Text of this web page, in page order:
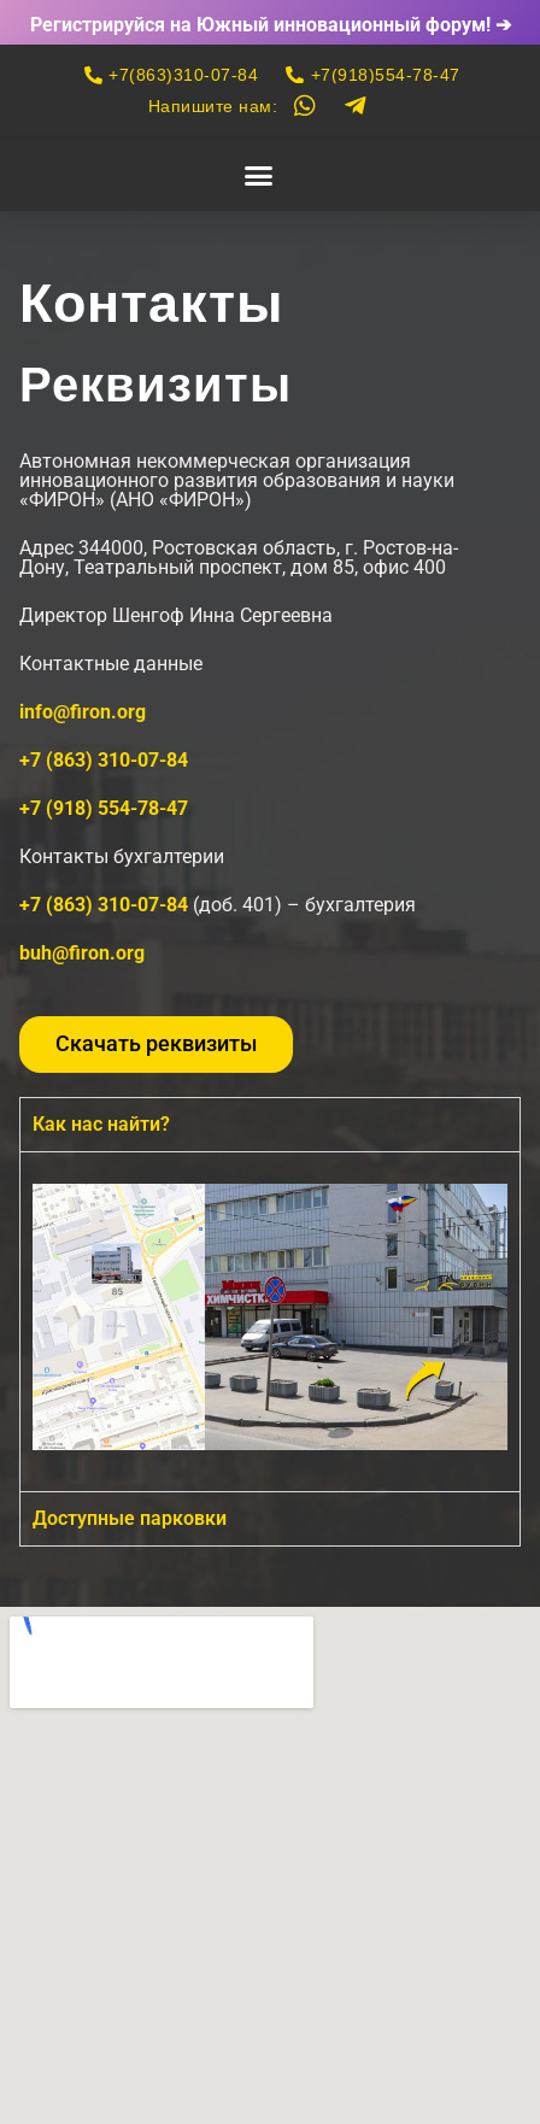
Регистрируйся на Южный инновационный форум! ➔
+7(863)310-07-84
+7(918)554-78-47
Напишите нам:
Контакты
Реквизиты
Автономная некоммерческая организация
инновационного развития образования и науки
«ФИРОН» (АНО «ФИРОН»)
Адрес 344000, Ростовская область, г. Ростов-на-
Дону, Театральный проспект, дом 85, офис 400
Директор Шенгоф Инна Сергеевна
Контактные данные
info@firon.org
+7 (863) 310-07-84
+7 (918) 554-78-47
Контакты бухгалтерии
+7 (863) 310-07-84 (доб. 401) – бухгалтерия
buh@firon.org
Скачать реквизиты
Как нас найти?
Доступные парковки